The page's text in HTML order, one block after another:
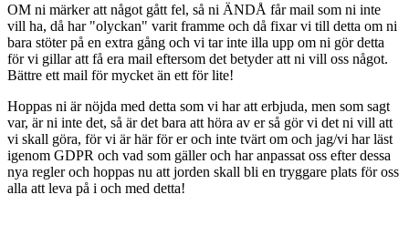
OM ni märker att något gått fel, så ni ÄNDÅ får mail som ni inte
vill ha, då har "olyckan" varit framme och då fixar vi till detta om ni
bara stöter på en extra gång och vi tar inte illa upp om ni gör detta
för vi gillar att få era mail eftersom det betyder att ni vill oss något.
Bättre ett mail för mycket än ett för lite!
Hoppas ni är nöjda med detta som vi har att erbjuda, men som sagt
var, är ni inte det, så är det bara att höra av er så gör vi det ni vill att
vi skall göra, för vi är här för er och inte tvärt om och jag/vi har läst
igenom GDPR och vad som gäller och har anpassat oss efter dessa
nya regler och hoppas nu att jorden skall bli en tryggare plats för oss
alla att leva på i och med detta!